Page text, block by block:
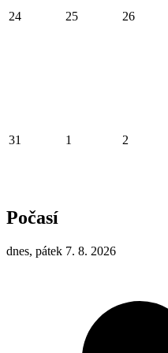
24 25 26
31 1 2
Počasí
dnes, pátek 7. 8. 2026